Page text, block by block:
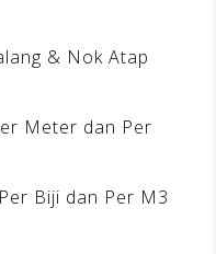
& Nok Atap
Meter dan Per
Biji dan Per M3